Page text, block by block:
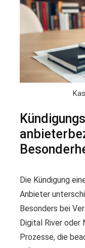
Die Kündigung
Anbieter
Besonders bei
Digital River oder
Prozesse, die